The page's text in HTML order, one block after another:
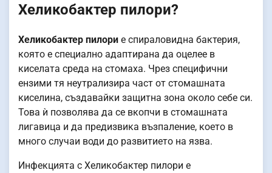
Хеликобактер пилори?
Хеликобактер пилори е спираловидна бактерия,
която е специално адаптирана да оцелее в
киселата среда на стомаха. Чрез специфични
ензими тя неутрализира част от стомашната
киселина, създавайки защитна зона около себе си.
Това ѝ позволява да се вкопчи в стомашната
лигавица и да предизвика възпаление, което в
много случаи води до развитието на язва.
Инфекцията с Хеликобактер пилори е